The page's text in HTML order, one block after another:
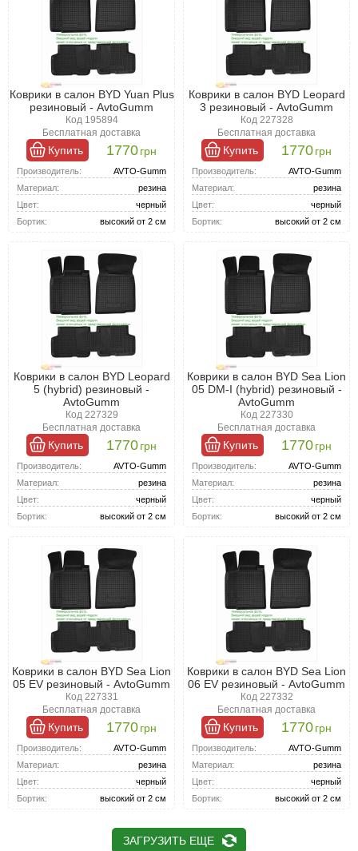
Коврики в салон BYD Yuan Plus
резиновый - AvtoGumm
Код 195894
Бесплатная доставка
Купить 1770грн
Производитель:
AVTO-Gumm
Материал:
резина
Цвет:
черный
Бортик:
высокий от 2 см
Коврики в салон BYD Leopard
3 резиновый - AvtoGumm
Код 227328
Бесплатная доставка
Купить 1770грн
Производитель:
AVTO-Gumm
Материал:
резина
Цвет:
черный
Бортик:
высокий от 2 см
Коврики в салон BYD Leopard
5 (hybrid) резиновый -
AvtoGumm
Код 227329
Бесплатная доставка
Купить 1770грн
Производитель:
AVTO-Gumm
Материал:
резина
Цвет:
черный
Бортик:
высокий от 2 см
Коврики в салон BYD Sea Lion
05 DM-I (hybrid) резиновый -
AvtoGumm
Код 227330
Бесплатная доставка
Купить 1770грн
Производитель:
AVTO-Gumm
Материал:
резина
Цвет:
черный
Бортик:
высокий от 2 см
Коврики в салон BYD Sea Lion
05 EV резиновый - AvtoGumm
Код 227331
Бесплатная доставка
Купить 1770грн
Производитель:
AVTO-Gumm
Материал:
резина
Цвет:
черный
Бортик:
высокий от 2 см
Коврики в салон BYD Sea Lion
06 EV резиновый - AvtoGumm
Код 227332
Бесплатная доставка
Купить 1770грн
Производитель:
AVTO-Gumm
Материал:
резина
Цвет:
черный
Бортик:
высокий от 2 см
ЗАГРУЗИТЬ ЕЩЕ